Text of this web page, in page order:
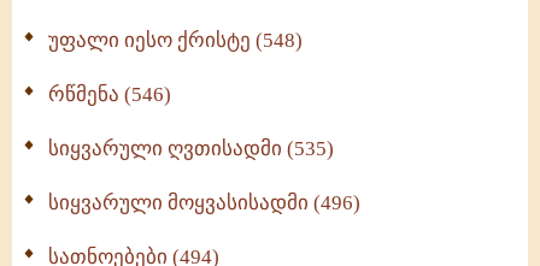
უფალი იესო ქრისტე (548)
რწმენა (546)
სიყვარული ღვთისადმი (535)
სიყვარული მოყვასისადმი (496)
სათნოებები (494)